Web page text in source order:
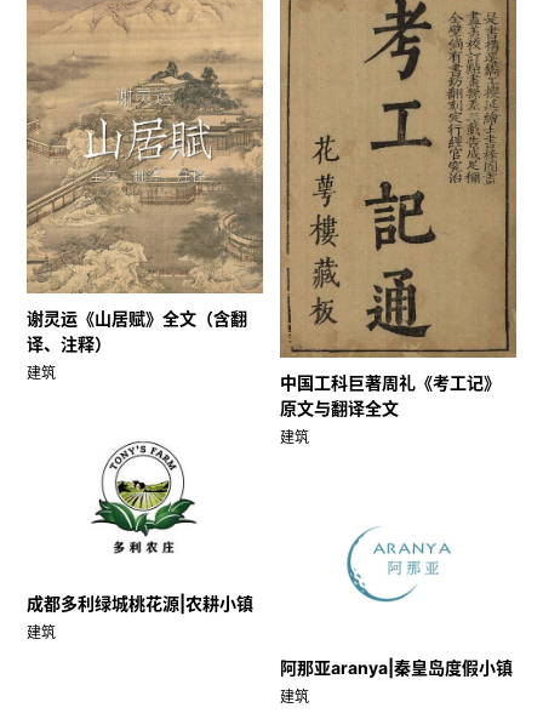
谢灵运《山居赋》全文（含翻
译、注释）
建筑
中国工科巨著周礼《考工记》
原文与翻译全文
建筑
成都多利绿城桃花源|农耕小镇
建筑
阿那亚aranya|秦皇岛度假小镇
建筑